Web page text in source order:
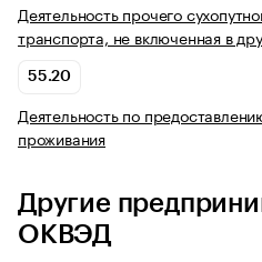
Деятельность прочего
транспорта, не включенная в
55.20
Деятельность по
проживания
Другие
ОКВЭД